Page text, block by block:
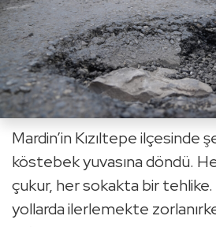
Mardin’in Kızıltepe ilçesinde
köstebek yuvasına döndü.
çukur, her sokakta bir
yollarda ilerlemekte